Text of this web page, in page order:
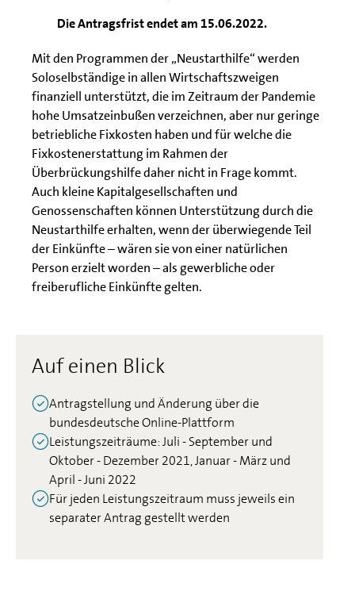
Die Antragsfrist endet am 15.06.2022.
Mit den Programmen der „Neustarthilfe“ werden
Soloselbständige in allen Wirtschaftszweigen
finanziell unterstützt, die im Zeitraum der Pandemie
hohe Umsatzeinbußen verzeichnen, aber nur geringe
betriebliche Fixkosten haben und für welche die
Fixkostenerstattung im Rahmen der
Überbrückungshilfe daher nicht in Frage kommt.
Auch kleine Kapitalgesellschaften und
Genossenschaften können Unterstützung durch die
Neustarthilfe erhalten, wenn der überwiegende Teil
der Einkünfte – wären sie von einer natürlichen
Person erzielt worden – als gewerbliche oder
freiberufliche Einkünfte gelten.
Auf einen Blick
Antragstellung und Änderung über die
bundesdeutsche Online-Plattform
Leistungszeiträume: Juli - September und
Oktober - Dezember 2021, Januar - März und
April - Juni 2022
Für jeden Leistungszeitraum muss jeweils ein
separater Antrag gestellt werden